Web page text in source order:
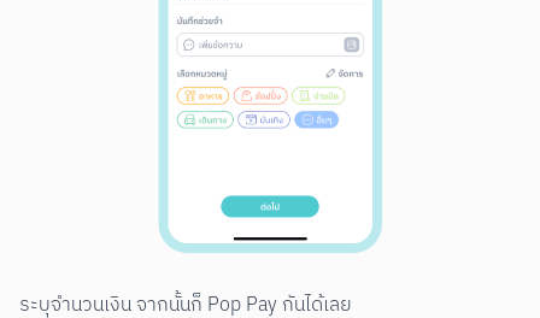
ระบุจำนวนเงิน จากนั้นก็ Pop Pay กันได้เลย